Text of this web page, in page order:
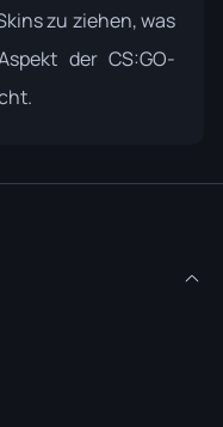
zu ziehen, was
der CS:GO-